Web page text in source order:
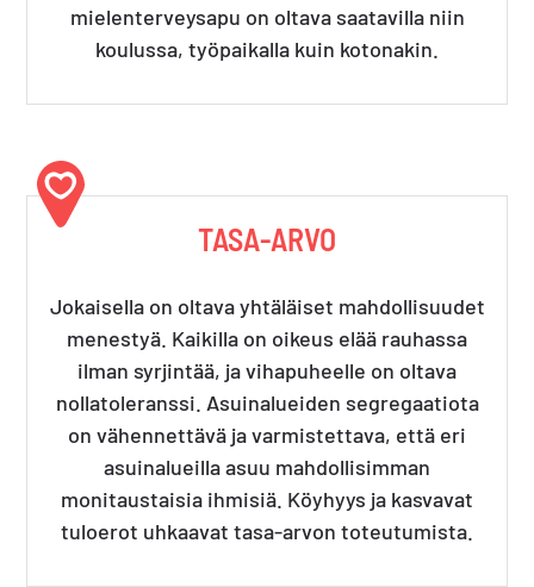
mielenterveysapu on oltava saatavilla niin
koulussa, työpaikalla kuin kotonakin.
TASA-ARVO
Jokaisella on oltava yhtäläiset mahdollisuudet
menestyä. Kaikilla on oikeus elää rauhassa
ilman syrjintää, ja vihapuheelle on oltava
nollatoleranssi. Asuinalueiden segregaatiota
on vähennettävä ja varmistettava, että eri
asuinalueilla asuu mahdollisimman
monitaustaisia ihmisiä. Köyhyys ja kasvavat
tuloerot uhkaavat tasa-arvon toteutumista.